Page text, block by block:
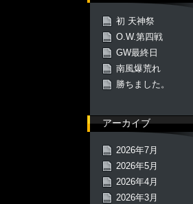
初 天神祭
O.W.第四戦
GW最終日
南風爆荒れ
勝ちました。
アーカイブ
2026年7月
2026年5月
2026年4月
2026年3月